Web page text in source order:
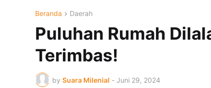
Beranda Daerah
Puluhan Rumah
Terimbas!
by Suara Milenial - Juni 29, 2024